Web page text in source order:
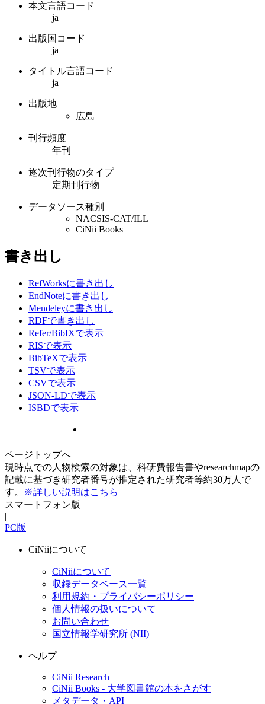
本文言語コード
ja
出版国コード
ja
タイトル言語コード
ja
出版地
広島
刊行頻度
年刊
逐次刊行物のタイプ
定期刊行物
データソース種別
NACSIS-CAT/ILL
CiNii Books
書き出し
RefWorksに書き出し
EndNoteに書き出し
Mendeleyに書き出し
RDFで書き出し
Refer/BibIXで表示
RISで表示
BibTeXで表示
TSVで表示
CSVで表示
JSON-LDで表示
ISBDで表示
ページトップへ
現時点での人物検索の対象は、科研費報告書やresearchmapの
記載に基づき研究者番号が推定された研究者等約30万人で
す。
※詳しい説明はこちら
スマートフォン版
|
PC版
CiNiiについて
CiNiiについて
収録データベース一覧
利用規約・プライバシーポリシー
個人情報の扱いについて
お問い合わせ
国立情報学研究所 (NII)
ヘルプ
CiNii Research
CiNii Books - 大学図書館の本をさがす
メタデータ・API